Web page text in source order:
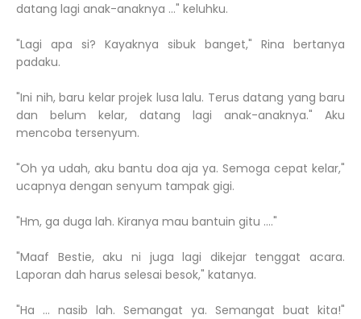
datang lagi anak-anaknya …" keluhku.
"Lagi apa si? Kayaknya sibuk banget," Rina bertanya
padaku.
"Ini nih, baru kelar projek lusa lalu. Terus datang yang baru
dan belum kelar, datang lagi anak-anaknya." Aku
mencoba tersenyum.
"Oh ya udah, aku bantu doa aja ya. Semoga cepat kelar,"
ucapnya dengan senyum tampak gigi.
"Hm, ga duga lah. Kiranya mau bantuin gitu …."
"Maaf Bestie, aku ni juga lagi dikejar tenggat acara.
Laporan dah harus selesai besok," katanya.
"Ha … nasib lah. Semangat ya. Semangat buat kita!"